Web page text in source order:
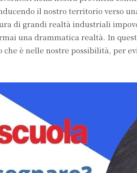
il nostro territorio verso
di grandi realtà industriali
una drammatica realtà. In
è nelle nostre possibilità, per